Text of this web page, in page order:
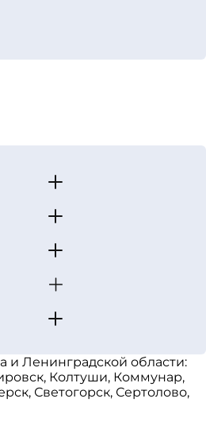
и Ленинградской области:
Колтуши, Коммунар,
Светогорск, Сертолово,